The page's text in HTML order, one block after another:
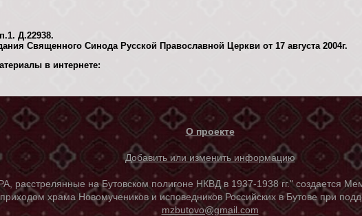
Д.22938.
Священного Синода Русской Православной Церкви от 17 августа 2004г.
в интернете:
О проекте
Добавить или изменить информацию
на Бутовском полигоне НКВД в 1937-1938 гг." создается
приходом храма Новомучеников и исповедников Российских в Бутове при
mzbutovo@gmail.com